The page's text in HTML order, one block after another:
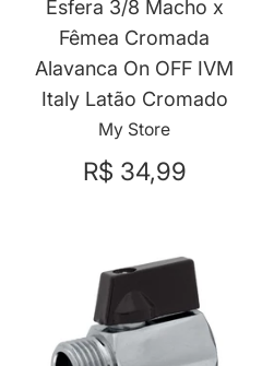
Esfera 3/8 Macho x
Fêmea Cromada
Alavanca On OFF IVM
Italy Latão Cromado
My Store
R$ 34,99